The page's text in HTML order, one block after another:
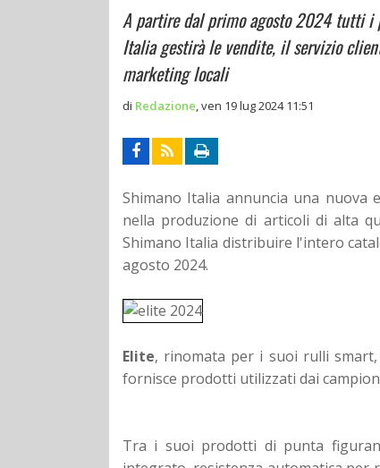
A partire dal primo agosto 2024 tutti i
Italia gestirà le vendite, il servizio
marketing locali
di Redazione ven 19 lug 2024 11:51
Shimano Italia annuncia una nuova
nella produzione di articoli di alta
Shimano Italia distribuire l'intero
agosto 2024.
Elite, rinomata per i suoi rulli smart,
fornisce prodotti utilizzati dai
Tra i suoi prodotti di punta